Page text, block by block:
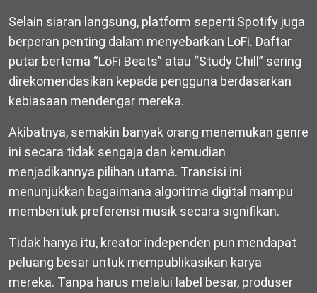
Selain siaran langsung, platform seperti Spotify juga
berperan penting dalam menyebarkan LoFi. Daftar
putar bertema “LoFi Beats” atau “Study Chill” sering
direkomendasikan kepada pengguna berdasarkan
kebiasaan mendengar mereka.
Akibatnya, semakin banyak orang menemukan genre
ini secara tidak sengaja dan kemudian
menjadikannya pilihan utama. Transisi ini
menunjukkan bagaimana algoritma digital mampu
membentuk preferensi musik secara signifikan.
Tidak hanya itu, kreator independen pun mendapat
peluang besar untuk mempublikasikan karya
mereka. Tanpa harus melalui label besar, produser